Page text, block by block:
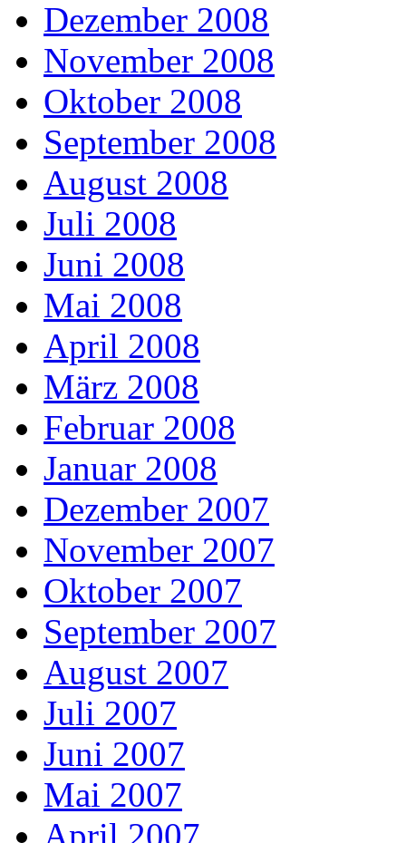
Dezember 2008
November 2008
Oktober 2008
September 2008
August 2008
Juli 2008
Juni 2008
Mai 2008
April 2008
März 2008
Februar 2008
Januar 2008
Dezember 2007
November 2007
Oktober 2007
September 2007
August 2007
Juli 2007
Juni 2007
Mai 2007
April 2007